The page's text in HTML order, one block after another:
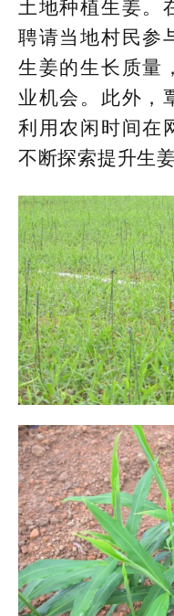
土地种植生姜。
聘请当地村民参
生姜的生长质量
业机会。此外，
利用农闲时间在
不断探索提升生